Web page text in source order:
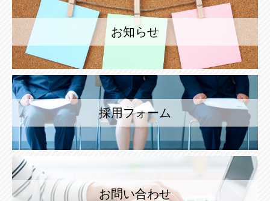
お知らせ
採用フォーム
お問い合わせ